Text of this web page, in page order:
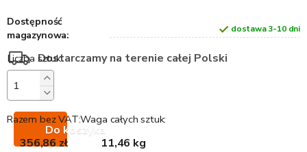
Dostępność
magazynowa:
dostawa 3-10 dni
Dostarczamy na terenie całej Polski
Do koszyka
Waga całych sztuk:
11,46 kg
Razem bez VAT:
356,86 zł